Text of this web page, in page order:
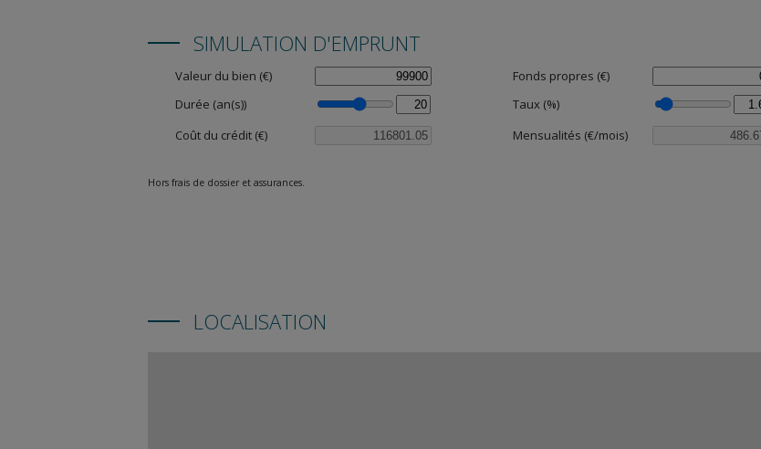
SIMULATION D'EMPRUNT
Valeur du bien (€)
Fonds propres (€)
Durée (an(s))
Taux (%)
Coût du crédit (€)
Mensualités (€/mois)
Hors frais de dossier et assurances.
LOCALISATION